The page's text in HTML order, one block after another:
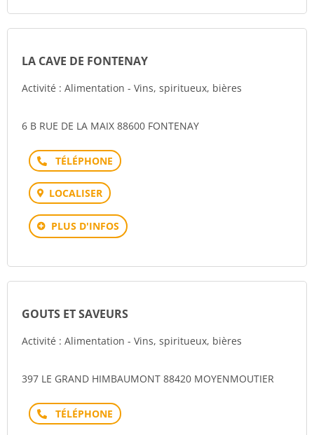
LA CAVE DE FONTENAY
Activité : Alimentation - Vins, spiritueux, bières
6 B RUE DE LA MAIX 88600 FONTENAY
Téléphone
LOCALISER
PLUS D'INFOS
GOUTS ET SAVEURS
Activité : Alimentation - Vins, spiritueux, bières
397 LE GRAND HIMBAUMONT 88420 MOYENMOUTIER
Téléphone